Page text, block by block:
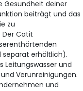
Gesundheit deiner
beiträgt und das
zu
Der Catit
separat erhältlich).
Leitungswasser und
Verunreinigungen.
und